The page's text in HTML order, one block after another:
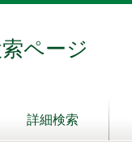
ページ
詳細検索